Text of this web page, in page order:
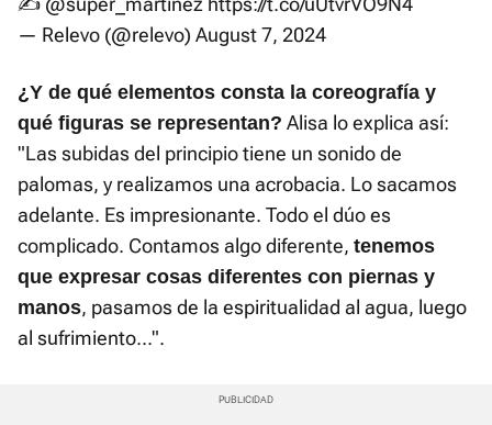
— Relevo (@relevo) August 7, 2024
¿Y de qué elementos consta la coreografía y
qué figuras se representan? Alisa lo explica así:
"Las subidas del principio tiene un sonido de
palomas, y realizamos una acrobacia. Lo sacamos
adelante. Es impresionante. Todo el dúo es
complicado. Contamos algo diferente, tenemos
que expresar cosas diferentes con piernas y
manos, pasamos de la espiritualidad al agua, luego
al sufrimiento...".